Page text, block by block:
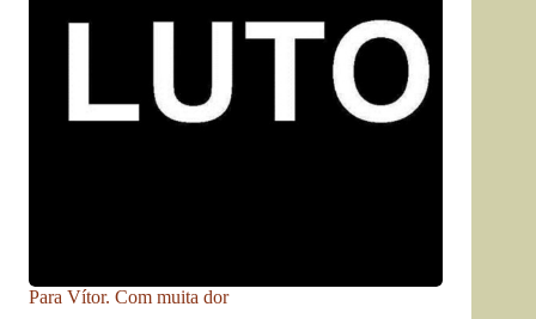
Para Vítor. Com muita dor